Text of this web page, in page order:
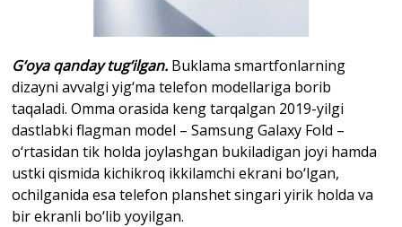
G‘oya qanday tug‘ilgan. Buklama smartfonlarning
dizayni avvalgi yig‘ma telefon modellariga borib
taqaladi. Omma orasida keng tarqalgan 2019-yilgi
dastlabki flagman model – Samsung Galaxy Fold –
o‘rtasidan tik holda joylashgan bukiladigan joyi hamda
ustki qismida kichikroq ikkilamchi ekrani bo‘lgan,
ochilganida esa telefon planshet singari yirik holda va
bir ekranli bo‘lib yoyilgan.